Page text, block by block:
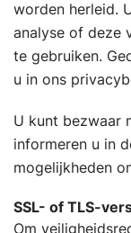
worden herleid.
analyse of deze
te gebruiken.
u in ons
U kunt bezwaar
informeren u in
mogelijkheden
SSL- of TLS-
Om